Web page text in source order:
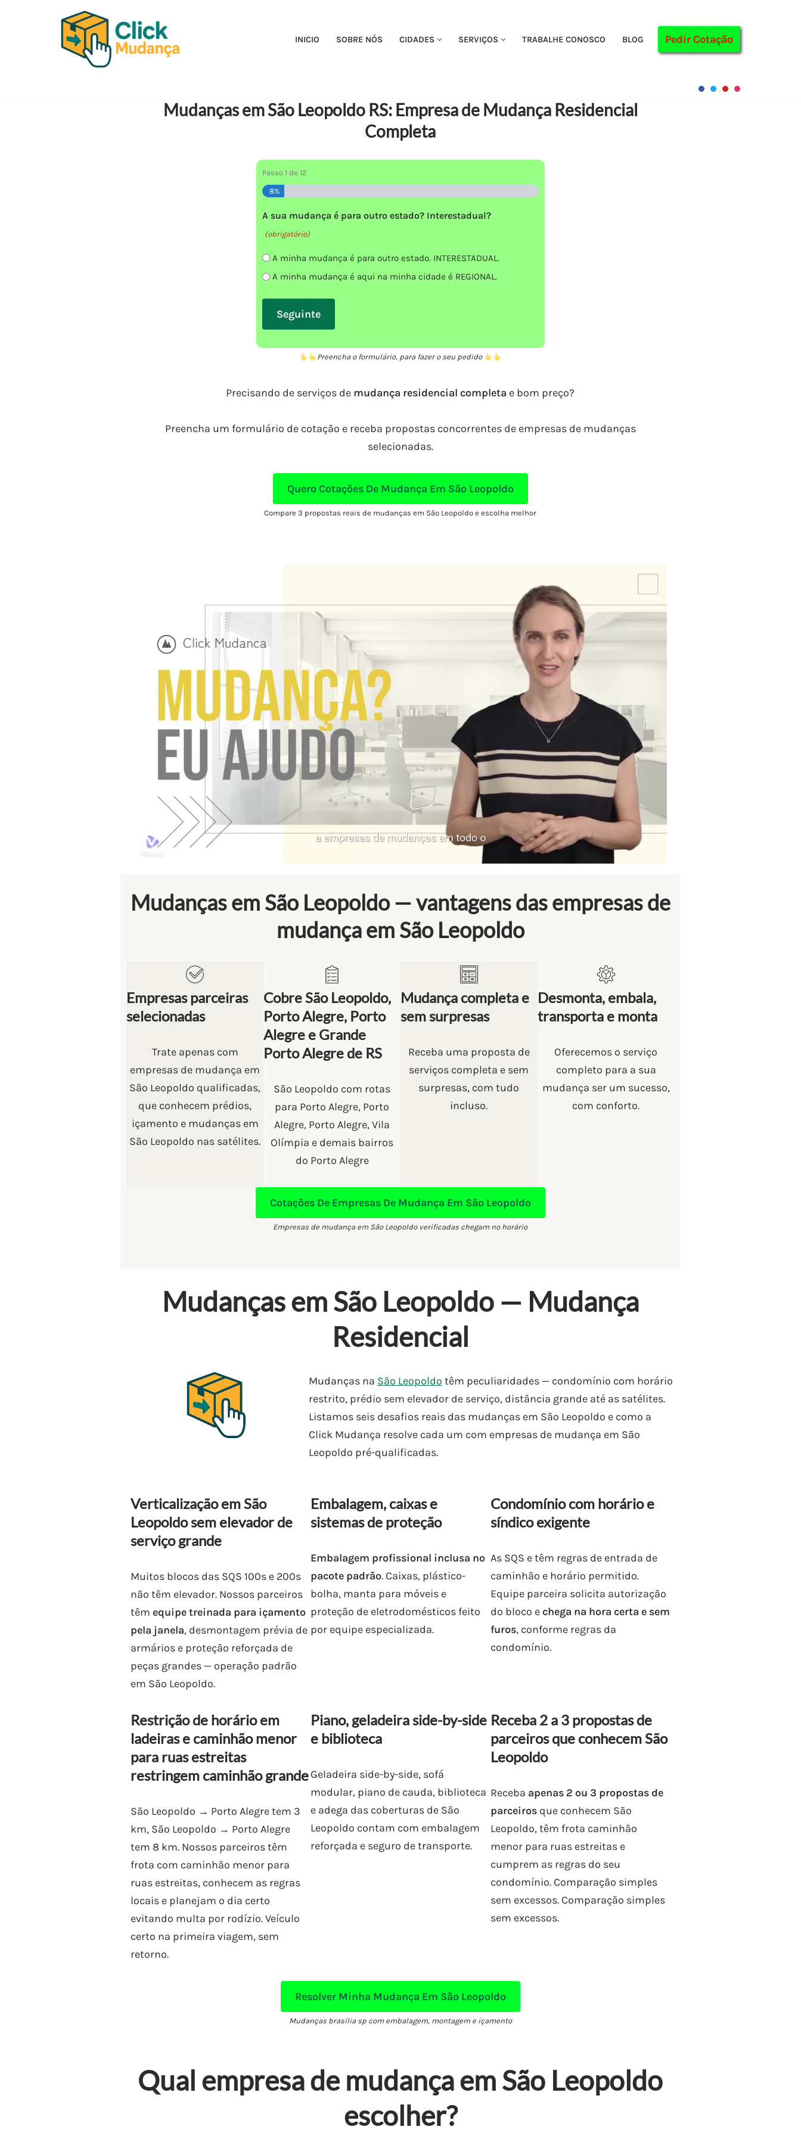
INICIO SOBRE NÓS CIDADES SERVIÇOS TRABALHE CONOSCO BLOG Pedir Cotação
Mudanças em São Leopoldo RS: Empresa de Mudança Residencial
Completa
Passo1 de12
8%
A sua mudança é para outro estado? Interestadual?
(obrigatório)
A minha mudança é para outro estado. INTERESTADUAL.
A minha mudança é aqui na minha cidade é REGIONAL.
Preencha o formulário, para fazer o seu pedido
Precisando de serviços de mudança residencial completa e bom preço?
Preencha um formulário de cotação e receba propostas concorrentes de empresas de mudanças
selecionadas.
Quero Cotações De Mudança Em São Leopoldo
Compare 3 propostas reais de mudanças em São Leopoldo e escolha melhor
Mudanças em São Leopoldo — vantagens das empresas de
mudança em São Leopoldo
Empresas parceiras
selecionadas
Trate apenas com
empresas de mudança em
São Leopoldo qualificadas,
que conhecem prédios,
içamento e mudanças em
São Leopoldo nas satélites.
Cobre São Leopoldo,
Porto Alegre, Porto
Alegre e Grande
Porto Alegre de RS
São Leopoldo com rotas
para Porto Alegre, Porto
Alegre, Porto Alegre, Vila
Olímpia e demais bairros
do Porto Alegre
Mudança completa e
sem surpresas
Receba uma proposta de
serviços completa e sem
surpresas, com tudo
incluso.
Desmonta, embala,
transporta e monta
Oferecemos o serviço
completo para a sua
mudança ser um sucesso,
com conforto.
Cotações De Empresas De Mudança Em São Leopoldo
Empresas de mudança em São Leopoldo verificadas chegam no horário
Mudanças em São Leopoldo — Mudança
Residencial
Mudanças na São Leopoldo têm peculiaridades — condomínio com horário
restrito, prédio sem elevador de serviço, distância grande até as satélites.
Listamos seis desafios reais das mudanças em São Leopoldo e como a
Click Mudança resolve cada um com empresas de mudança em São
Leopoldo pré-qualificadas.
Verticalização em São
Leopoldo sem elevador de
serviço grande
Muitos blocos das SQS 100s e 200s
não têm elevador. Nossos parceiros
têm equipe treinada para içamento
pela janela, desmontagem prévia de
armários e proteção reforçada de
peças grandes — operação padrão
em São Leopoldo.
Embalagem, caixas e
sistemas de proteção
Embalagem profissional inclusa no
pacote padrão. Caixas, plástico-
bolha, manta para móveis e
proteção de eletrodomésticos feito
por equipe especializada.
Condomínio com horário e
síndico exigente
As SQS e têm regras de entrada de
caminhão e horário permitido.
Equipe parceira solicita autorização
do bloco e chega na hora certa e sem
furos, conforme regras da
condomínio.
Restrição de horário em
ladeiras e caminhão menor
para ruas estreitas
restringem caminhão grande
São Leopoldo → Porto Alegre tem 3
km, São Leopoldo → Porto Alegre
tem 8 km. Nossos parceiros têm
frota com caminhão menor para
ruas estreitas, conhecem as regras
locais e planejam o dia certo
evitando multa por rodízio. Veículo
certo na primeira viagem, sem
retorno.
Piano, geladeira side-by-side
e biblioteca
Geladeira side-by-side, sofá
modular, piano de cauda, biblioteca
e adega das coberturas de São
Leopoldo contam com embalagem
reforçada e seguro de transporte.
Receba 2 a 3 propostas de
parceiros que conhecem São
Leopoldo
Receba apenas 2 ou 3 propostas de
parceirosque conhecem São
Leopoldo, têm frota caminhão
menor para ruas estreitas e
cumprem as regras do seu
condomínio. Comparação simples
sem excessos. Comparação simples
sem excessos.
Resolver Minha Mudança Em São Leopoldo
Mudanças brasilia sp com embalagem, montagem e içamento
Qual empresa de mudança em São Leopoldo
escolher?